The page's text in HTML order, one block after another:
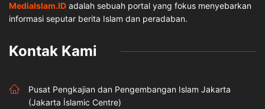
MediaIslam.ID adalah sebuah portal yang fokus menyebarkan
informasi seputar berita Islam dan peradaban.
Kontak Kami
Pusat Pengkajian dan Pengembangan Islam Jakarta
(Jakarta İslamic Centre)